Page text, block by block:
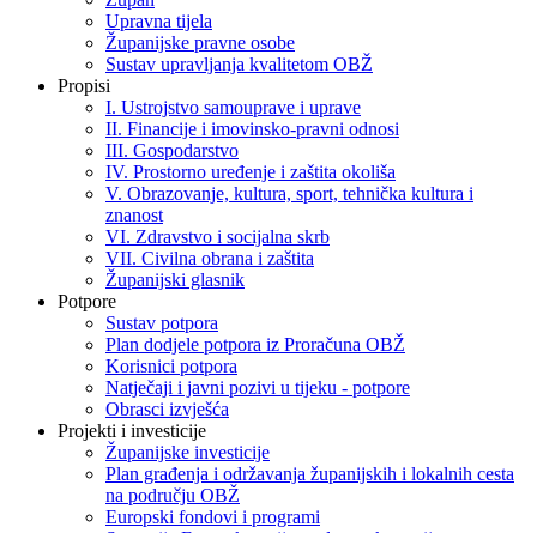
Upravna tijela
Županijske pravne osobe
Sustav upravljanja kvalitetom OBŽ
Propisi
I. Ustrojstvo samouprave i uprave
II. Financije i imovinsko-pravni odnosi
III. Gospodarstvo
IV. Prostorno uređenje i zaštita okoliša
V. Obrazovanje, kultura, sport, tehnička kultura i
znanost
VI. Zdravstvo i socijalna skrb
VII. Civilna obrana i zaštita
Županijski glasnik
Potpore
Sustav potpora
Plan dodjele potpora iz Proračuna OBŽ
Korisnici potpora
Natječaji i javni pozivi u tijeku - potpore
Obrasci izvješća
Projekti i investicije
Županijske investicije
Plan građenja i održavanja županijskih i lokalnih cesta
na području OBŽ
Europski fondovi i programi